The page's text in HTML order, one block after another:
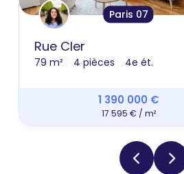
Paris 07
Rue Cler
79 m² 4 pièces 4e ét.
1 390 000 €
17 595 € / m²